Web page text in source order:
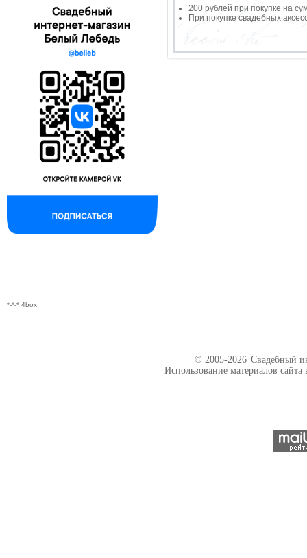
--------------------------
*-*-* 4box
200 рублей при покупке на
При покупке свадебных
© 2005-2026 Свадебный
Использование материалов